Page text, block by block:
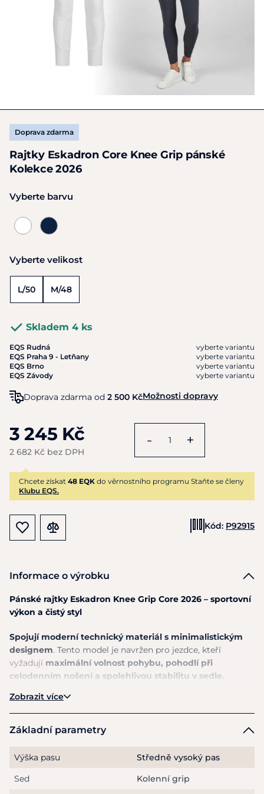
Doprava zdarma
Rajtky Eskadron Core Knee Grip pánské
Kolekce 2026
Vyberte barvu
Vyberte velikost
L/50 M/48
Skladem 4 ks
EQS Rudná
vyberte variantu
EQS Praha 9 - Letňany
vyberte variantu
EQS Brno
vyberte variantu
EQS Závody
vyberte variantu
Doprava zdarma od 2 500 KčMožnosti dopravy
3 245 Kč
2 682 Kč bez DPH
- +
Chcete získat 48 EQK do věrnostního programu Staňte se členy
Klubu EQS.
Kód: P92915
Informace o výrobku
Pánské rajtky Eskadron Knee Grip Core 2026 – sportovní
výkon a čistý styl
Spojují moderní technický materiál s minimalistickým
designem. Tento model je navržen pro jezdce, kteří
vyžadují maximální volnost pohybu, pohodlí při
celodenním nošení a spolehlivou stabilitu v sedle.
Vysocekvalitní 4-směrně strečový materiál se dokonale
přizpůsobí každému pohybu a zajišťuje lehkost i během
intenzivního tréninku. Pas s poutky na pásek vytváří
knoflík Eskadron podtrhují precizní zpracování.
Kapsy na zip
s decentním tón v tónu potiskem Eskadron
Zobrazit více
Základní parametry
Výška pasu
Středně vysoký pas
Sed
Kolenní grip